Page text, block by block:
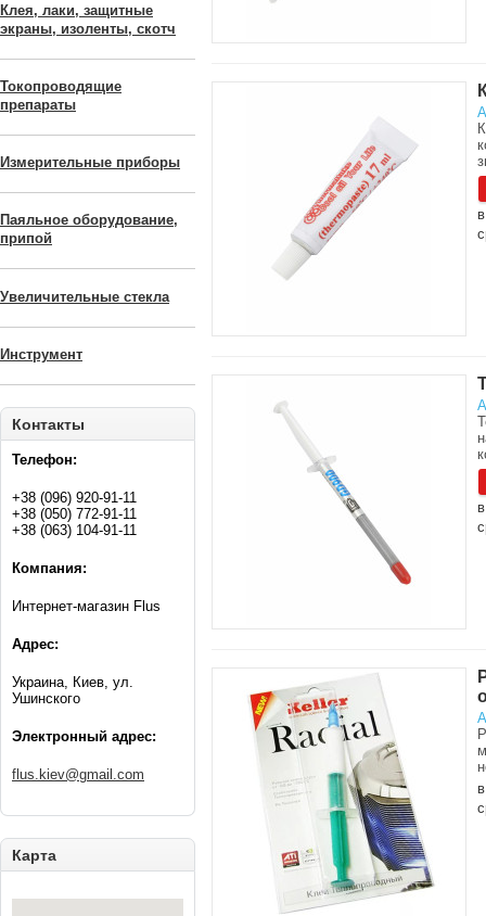
Клея, лаки, защитные
экраны, изоленты, скотч
Токопроводящие
препараты
Измерительные приборы
Паяльное оборудование,
припой
Увеличительные стекла
Инструмент
Контакты
Телефон:
+38 (096) 920-91-11
+38 (050) 772-91-11
+38 (063) 104-91-11
Компания:
Интернет-магазин Flus
Адрес:
Украина, Киев, ул.
Ушинского
Электронный адрес:
flus.kiev@gmail.com
Карта